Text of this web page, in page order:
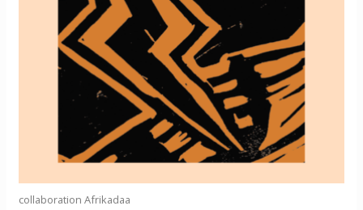
collaboration Afrikadaa